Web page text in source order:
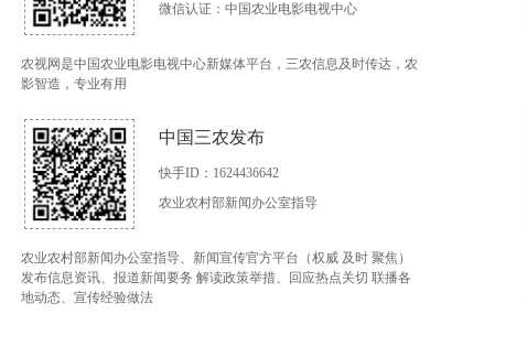
微信认证：中国农业电影电视中心
农视网是中国农业电影电视中心新媒体平台，三农信息及时传达，农
影智造，专业有用
中国三农发布
快手ID：1624436642
农业农村部新闻办公室指导
农业农村部新闻办公室指导、新闻宣传官方平台（权威 及时 聚焦）
发布信息资讯、报道新闻要务 解读政策举措、回应热点关切 联播各
地动态、宣传经验做法